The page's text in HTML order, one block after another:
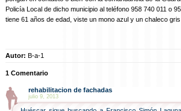
Policía Local de dicho municipio al teléfono 958 740 011 o
tiene 61 años de edad, viste un mono azul y un chaleco
Autor: B-a-1
1 Comentario
rehabilitacion de fachadas
julio 9, 2013